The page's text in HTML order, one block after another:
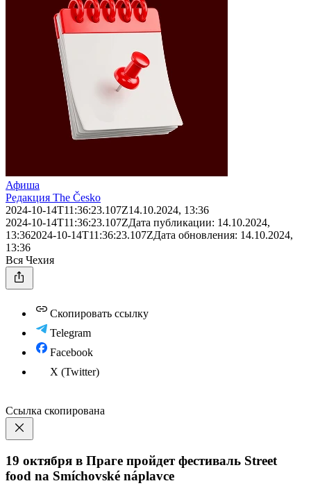
Афиша
Редакция The Česko
2024-10-14T11:36:23.107Z14.10.2024, 13:36
2024-10-14T11:36:23.107ZДата публикации: 14.10.2024,
13:362024-10-14T11:36:23.107ZДата обновления: 14.10.2024,
13:36
Вся Чехия
Скопировать ссылку
Telegram
Facebook
X (Twitter)
Ссылка скопирована
19 октября в Праге пройдет фестиваль Street
food na Smíchovské náplavce